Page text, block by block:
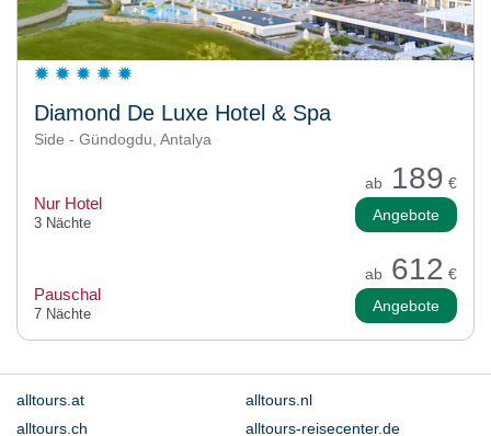
Diamond De Luxe Hotel & Spa
Side - Gündogdu, Antalya
ab 189 €
Nur Hotel
3 Nächte Angebote
ab 612 €
Pauschal
7 Nächte Angebote
alltours.at
alltours.nl
alltours.ch
alltours-reisecenter.de